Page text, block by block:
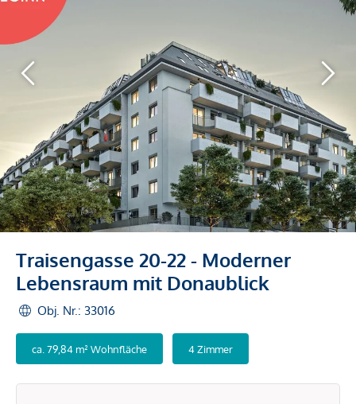
Traisengasse 20-22 - Moderner
Lebensraum mit Donaublick
Obj. Nr.: 33016
ca. 79,84 m² Wohnfläche 4 Zimmer